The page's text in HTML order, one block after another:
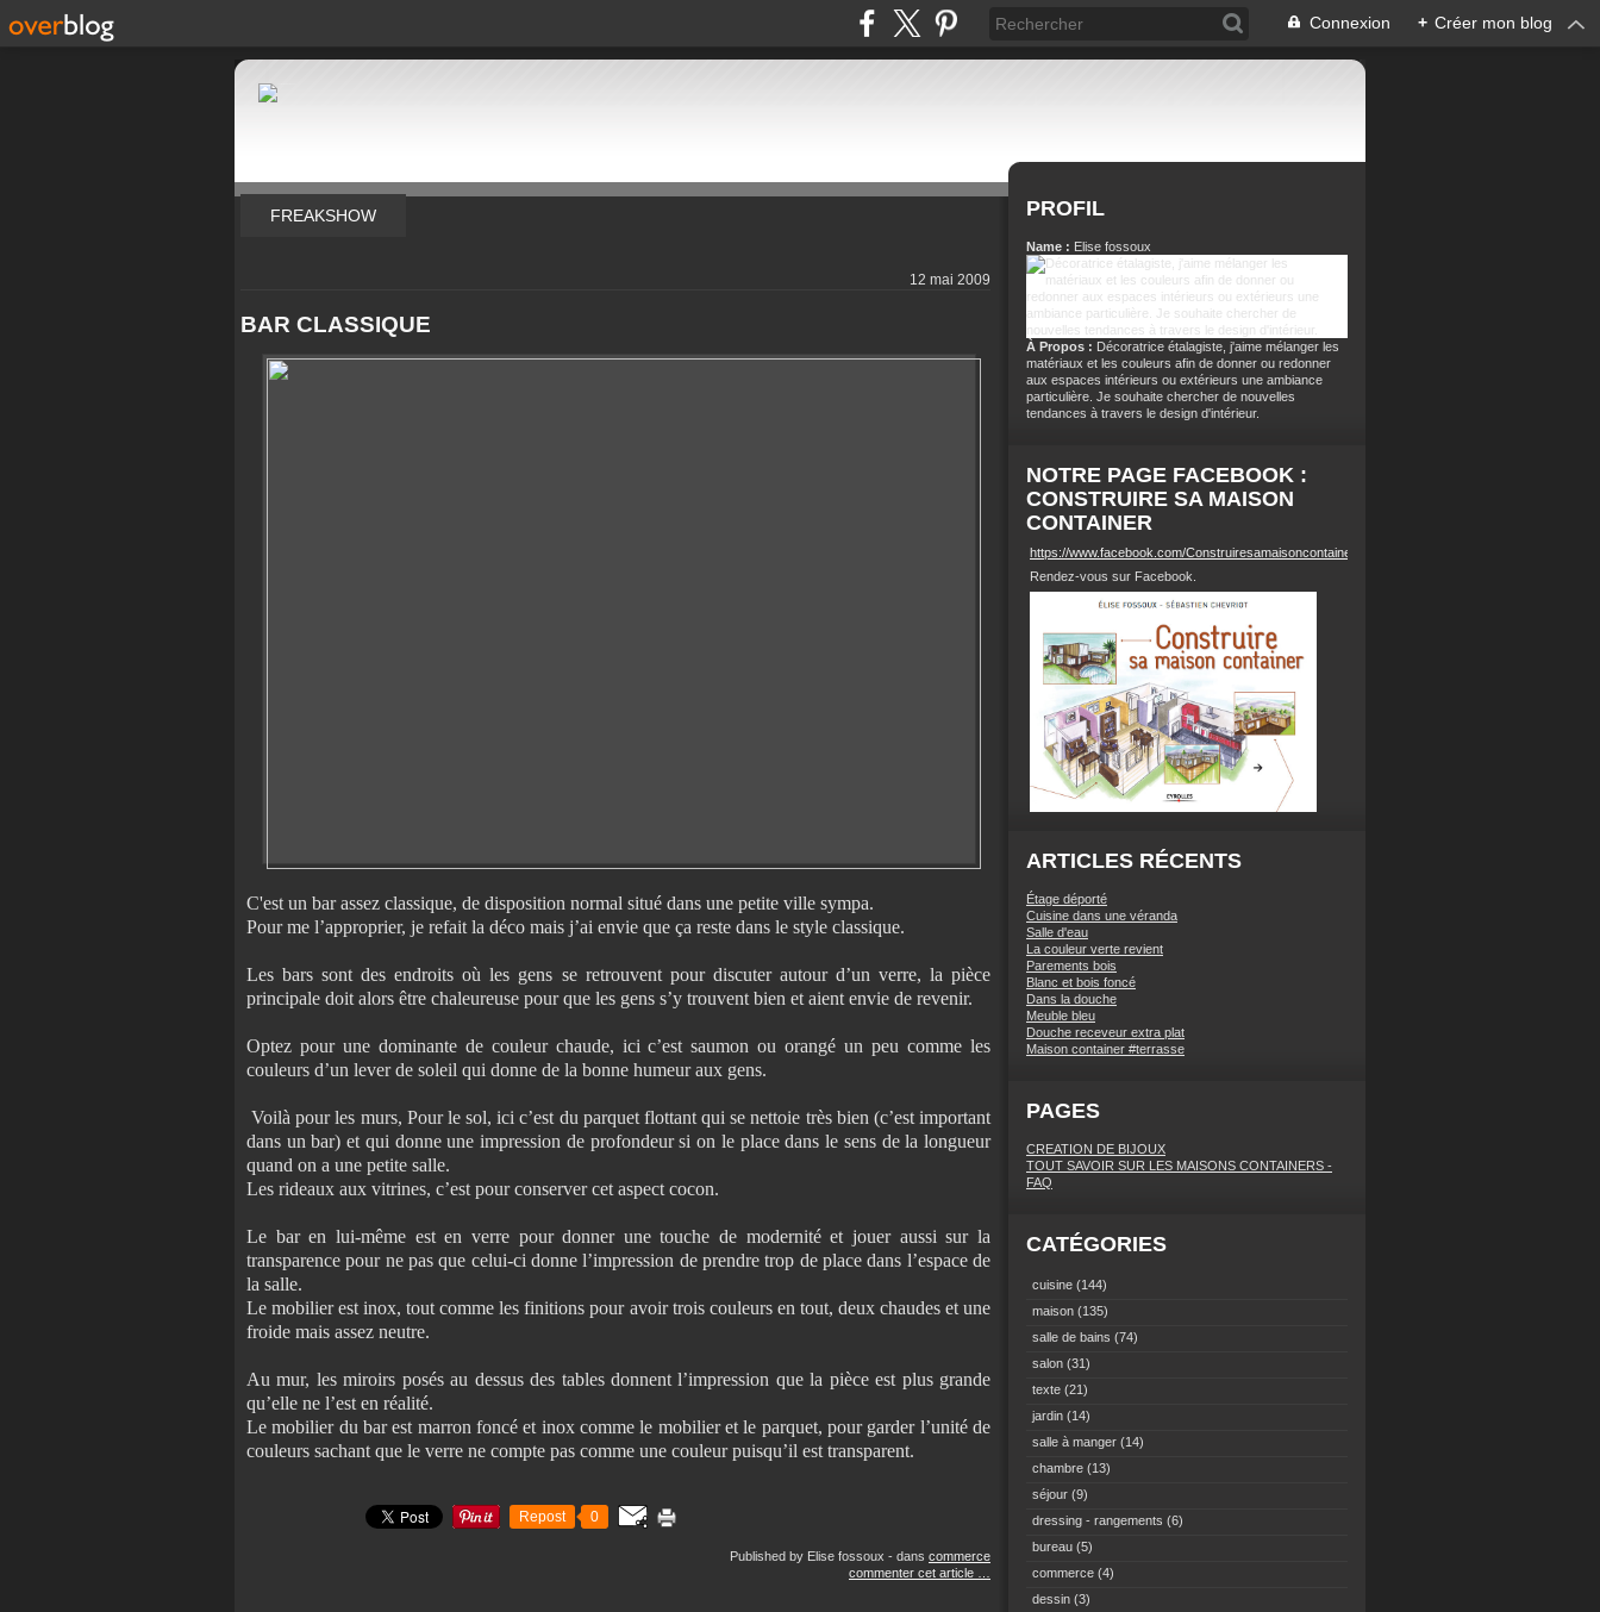
Connexion + Créer mon blog
FREAKSHOW
12 mai 2009
BAR CLASSIQUE
C'est un bar assez classique, de disposition normal situé dans une petite ville sympa.
Pour me l’approprier, je refait la déco mais j’ai envie que ça reste dans le style classique.
Les bars sont des endroits où les gens se retrouvent pour discuter autour d’un verre, la pièce
principale doit alors être chaleureuse pour que les gens s’y trouvent bien et aient envie de revenir.
Optez pour une dominante de couleur chaude, ici c’est saumon ou orangé un peu comme les
couleurs d’un lever de soleil qui donne de la bonne humeur aux gens.
Voilà pour les murs, Pour le sol, ici c’est du parquet flottant qui se nettoie très bien (c’est important
dans un bar) et qui donne une impression de profondeur si on le place dans le sens de la longueur
quand on a une petite salle.
Les rideaux aux vitrines, c’est pour conserver cet aspect cocon.
Le bar en lui-même est en verre pour donner une touche de modernité et jouer aussi sur la
transparence pour ne pas que celui-ci donne l’impression de prendre trop de place dans l’espace de
la salle.
Le mobilier est inox, tout comme les finitions pour avoir trois couleurs en tout, deux chaudes et une
froide mais assez neutre.
Au mur, les miroirs posés au dessus des tables donnent l’impression que la pièce est plus grande
qu’elle ne l’est en réalité.
Le mobilier du bar est marron foncé et inox comme le mobilier et le parquet, pour garder l’unité de
couleurs sachant que le verre ne compte pas comme une couleur puisqu’il est transparent.
Repost 0
Published by Elise fossoux - dans commerce
commenter cet article
PROFIL
Name : Elise fossoux
À Propos : Décoratrice étalagiste, j'aime mélanger les
matériaux et les couleurs afin de donner ou redonner
aux espaces intérieurs ou extérieurs une ambiance
particulière. Je souhaite chercher de nouvelles
tendances à travers le design d'intérieur.
NOTRE PAGE FACEBOOK :
CONSTRUIRE SA MAISON
CONTAINER
https://www.facebook.com/Construiresamaisoncontainer/
Rendez-vous sur Facebook.
ARTICLES RÉCENTS
Étage déporté
Cuisine dans une véranda
Salle d'eau
La couleur verte revient
Parements bois
Blanc et bois foncé
Dans la douche
Meuble bleu
Douche receveur extra plat
Maison container #terrasse
PAGES
CREATION DE BIJOUX
TOUT SAVOIR SUR LES MAISONS CONTAINERS -
FAQ
CATÉGORIES
cuisine (144)
maison (135)
salle de bains (74)
salon (31)
texte (21)
jardin (14)
salle à manger (14)
chambre (13)
séjour (9)
dressing - rangements (6)
bureau (5)
commerce (4)
dessin (3)